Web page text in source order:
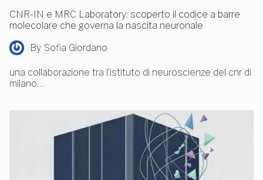
CNR-IN e MRC Laboratory: scoperto il codice a barre
molecolare che governa la nascita neuronale
By Sofia Giordano
una collaborazione tra l’istituto di neuroscienze del cnr di
milano…